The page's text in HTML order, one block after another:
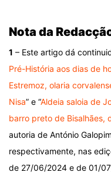
Nota da
1 – Este artigo dá
Pré-História aos dias de
Estremoz, olaria
Nisa” e “Aldeia saloia de
barro preto de Bisalhães,
autoria de António
respectivamente, nas
de 27/06/2024 e de 01/